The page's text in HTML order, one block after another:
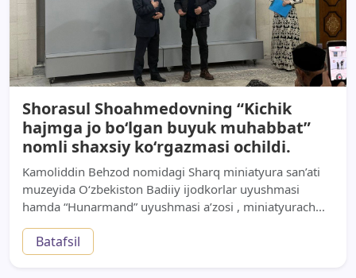
Shorasul Shoahmedovning “Kichik
hajmga jo boʻlgan buyuk muhabbat”
nomli shaxsiy koʻrgazmasi ochildi.
Kamoliddin Behzod nomidagi Sharq miniatyura san’ati
muzeyida O‘zbekiston Badiiy ijodkorlar uyushmasi
hamda “Hunarmand” uyushmasi a’zosi , miniatyurach...
Batafsil